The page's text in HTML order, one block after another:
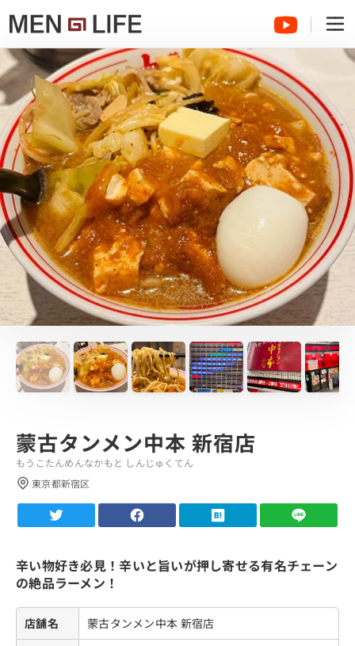
蒙古タンメン中本 新宿店
もうこたんめんなかもと しんじゅくてん
東京都新宿区
辛い物好き必見！辛いと旨いが押し寄せる有名チェーン
の絶品ラーメン！
店舗名 蒙古タンメン中本 新宿店